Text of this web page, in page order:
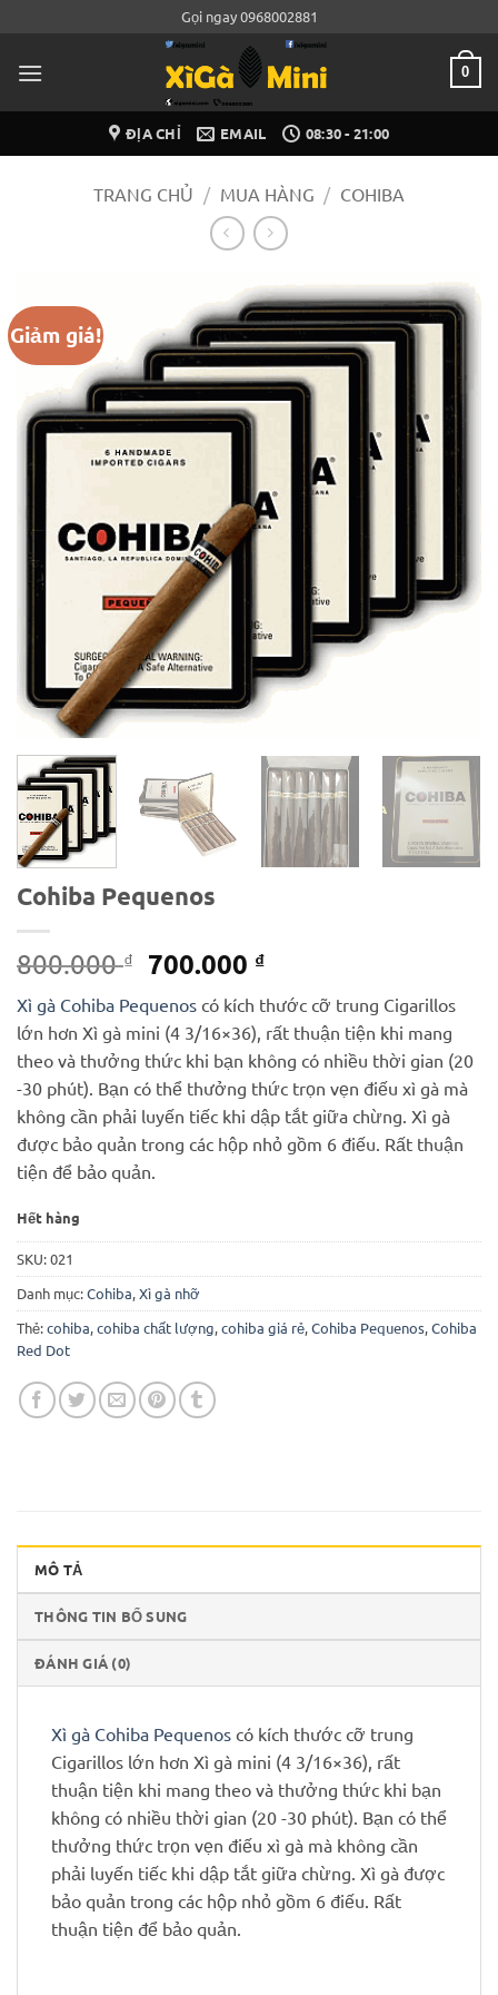
nội
Gọi ngay 0968002881
0
ĐỊA CHỈ EMAIL 08:30 - 21:00
TRANG CHỦ / MUA HÀNG / COHIBA
Giảm giá!
Cohiba Pequenos
800.000₫ Giá
là:
800.000 ₫.
700.000 ₫Giá
hiện
tại
là:
700.000 ₫.
Xì gà Cohiba Pequenos có kích thước cỡ trung Cigarillos
lớn hơn Xì gà mini (4 3/16×36), rất thuận tiện khi mang
theo và thưởng thức khi bạn không có nhiều thời gian (20
-30 phút). Bạn có thể thưởng thức trọn vẹn điếu xì gà mà
không cần phải luyến tiếc khi dập tắt giữa chừng. Xì gà
được bảo quản trong các hộp nhỏ gồm 6 điếu. Rất thuận
tiện để bảo quản.
Hết hàng
SKU:021
Danh mục:Cohiba,Xì gà nhỡ
Thẻ:cohiba,cohiba chất lượng,cohiba giá rẻ,Cohiba Pequenos,Cohiba
Red Dot
MÔ TẢ
THÔNG TIN BỔ SUNG
ĐÁNH GIÁ (0)
Xì gà Cohiba Pequenos có kích thước cỡ trung
Cigarillos lớn hơn Xì gà mini (4 3/16×36), rất
thuận tiện khi mang theo và thưởng thức khi bạn
không có nhiều thời gian (20 -30 phút). Bạn có thể
thưởng thức trọn vẹn điếu xì gà mà không cần
phải luyến tiếc khi dập tắt giữa chừng. Xì gà được
bảo quản trong các hộp nhỏ gồm 6 điếu. Rất
thuận tiện để bảo quản.